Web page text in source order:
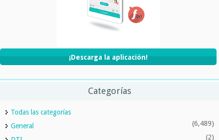
¡Descarga la aplicación!
Categorías
Todas las categorías
General
(6,489)
(2)